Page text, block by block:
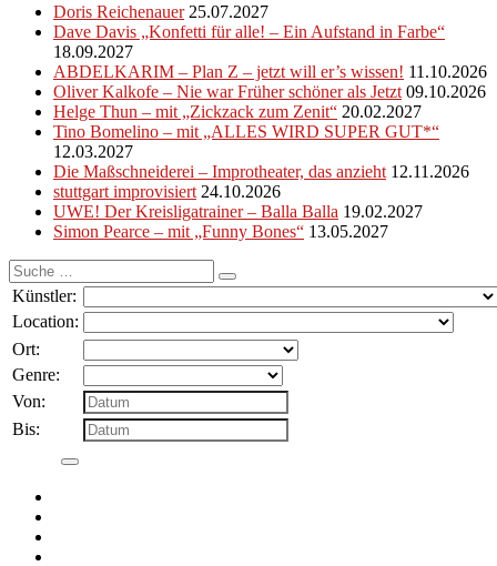
Doris Reichenauer 25.07.2027
Dave Davis „Konfetti für alle! – Ein Aufstand in Farbe“
18.09.2027
ABDELKARIM – Plan Z – jetzt will er’s wissen! 11.10.2026
Oliver Kalkofe – Nie war Früher schöner als Jetzt 09.10.2026
Helge Thun – mit „Zickzack zum Zenit“ 20.02.2027
Tino Bomelino – mit „ALLES WIRD SUPER GUT*“
12.03.2027
Die Maßschneiderei – Improtheater, das anzieht 12.11.2026
stuttgart improvisiert 24.10.2026
UWE! Der Kreisligatrainer – Balla Balla 19.02.2027
Simon Pearce – mit „Funny Bones“ 13.05.2027
Suche
nach:
Künstler:
Location:
Ort:
Genre:
Von:
Bis: